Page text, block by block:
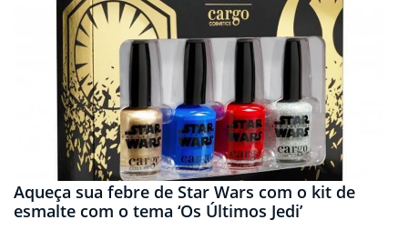
Aqueça sua febre de Star Wars com o kit de
esmalte com o tema ‘Os Últimos Jedi’